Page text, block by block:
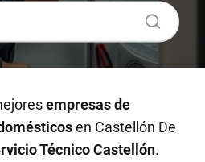
empresas de
en Castellón De
Técnico Castellón.